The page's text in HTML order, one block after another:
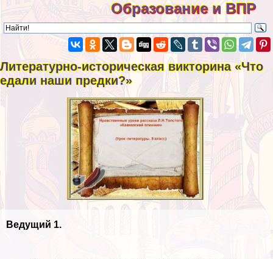
Образование и ВПР
Литературно-историческая викторина «Что
едали наши предки?»
Ведущий 1.